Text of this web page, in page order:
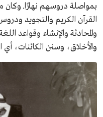
بمواصلة دروسهم نهارًا. وكان
القرآن الكريم والتجويد
والمحادثة والإنشاء وقواعد
والأخلاق، وسنن الكائنات، أي